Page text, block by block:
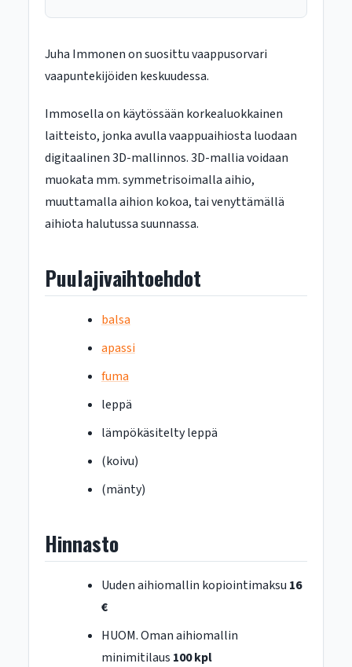
Juha Immonen on suosittu vaappusorvari
vaapuntekijöiden keskuudessa.
Immosella on käytössään korkealuokkainen
laitteisto, jonka avulla vaappuaihiosta luodaan
digitaalinen 3D-mallinnos. 3D-mallia voidaan
muokata mm. symmetrisoimalla aihio,
muuttamalla aihion kokoa, tai venyttämällä
aihiota halutussa suunnassa.
Puulajivaihtoehdot
balsa
apassi
fuma
leppä
lämpökäsitelty leppä
(koivu)
(mänty)
Hinnasto
Uuden aihiomallin kopiointimaksu 16
€
HUOM. Oman aihiomallin
minimitilaus 100 kpl